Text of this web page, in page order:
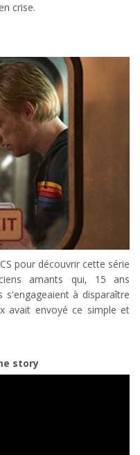
crise.
pour découvrir cette série
amants qui, 15 ans
à disparaître
avait envoyé ce simple et
story